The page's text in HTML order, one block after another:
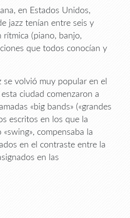
en Estados Unidos,
jazz tenían entre seis y
rítmica (piano, banjo,
que todos conocían y
volvió muy popular en el
ciudad comenzaron a
«big bands» («grandes
escritos en los que la
compensaba la
en el contraste entre la
en las